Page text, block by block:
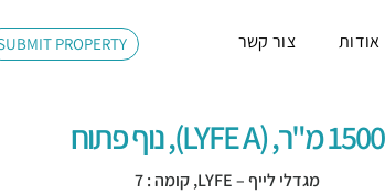
PROPERTY אודות צור קשר
1500 מ"ר, (LYFE A), נוף פתוח
מגדלי לייף – LYFE, קומה : 7